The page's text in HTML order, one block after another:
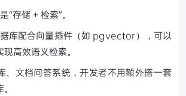
“存储 + 检索”。
库配合向量插件（如 pgvector），可以
高效语义检索。
、文档问答系统，开发者不用额外搭一套